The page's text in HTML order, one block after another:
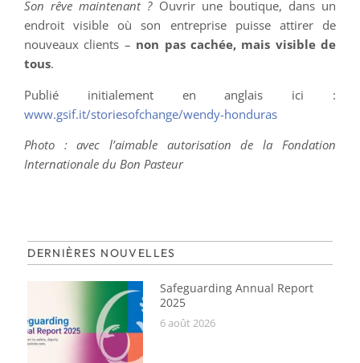
Son rêve maintenant ?Ouvrir une boutique, dans un
endroit visible où son entreprise puisse attirer de
nouveaux clients – non pas cachée, mais visible de
tous.
Publié initialement en anglais ici :
www.gsif.it/storiesofchange/wendy-honduras
Photo : avec l’aimable autorisation de la Fondation
Internationale du Bon Pasteur
DERNIÈRES NOUVELLES
Safeguarding Annual Report
2025
6 août 2026